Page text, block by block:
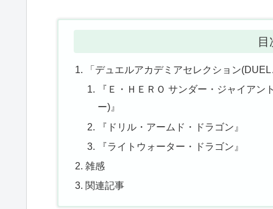
目
「デュエルアカデミアセレクション
『Ｅ・ＨＥＲＯ サンダー・ジャイア
ー)』
『ドリル・アームド・ドラゴン』
『ライトウォーター・ドラゴン』
雑感
関連記事